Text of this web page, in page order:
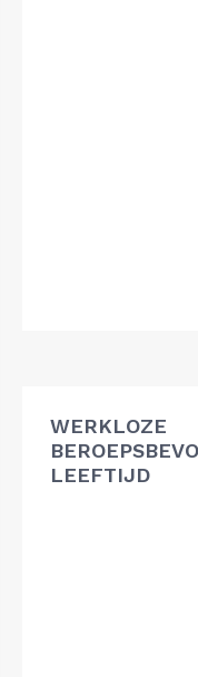
WERKLOZE
LEEFTIJD